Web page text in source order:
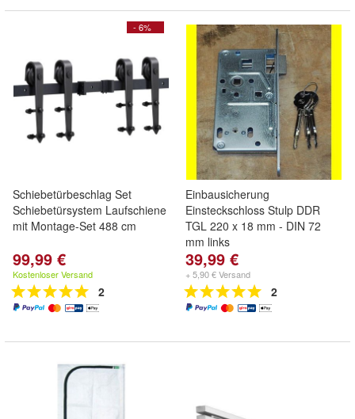
- 6%
Schiebetürbeschlag Set
Schiebetürsystem Laufschiene
mit Montage-Set 488 cm
99,99 €
Kostenloser Versand
2
Einbausicherung
Einsteckschloss Stulp DDR
TGL 220 x 18 mm - DIN 72
mm links
39,99 €
+ 5,90 € Versand
2